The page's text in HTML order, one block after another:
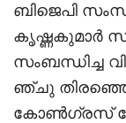
ബിജെപി
കൃഷ്ണകുമാർ
സംബന്ധിച്ച
ഞ്ചു
കോൺഗ്രസ്